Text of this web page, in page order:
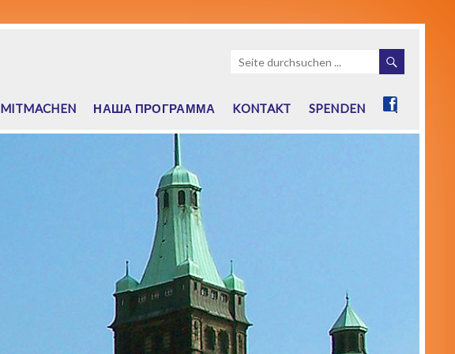
MITMACHEN НАША ПРОГРАММА KONTAKT SPENDEN .